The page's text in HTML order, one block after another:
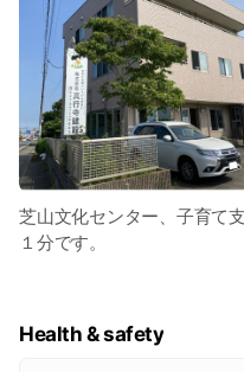
芝山文化センター、子育て
１分です。
Health & safety